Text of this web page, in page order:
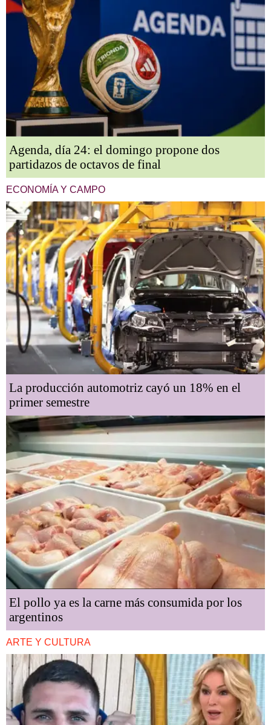
Agenda, día 24: el domingo propone dos
partidazos de octavos de final
ECONOMÍA Y CAMPO
La producción automotriz cayó un 18% en el
primer semestre
El pollo ya es la carne más consumida por los
argentinos
ARTE Y CULTURA